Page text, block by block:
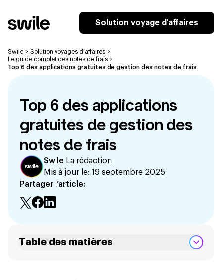
Solution voyage d'affaires
Swile > Solution voyages d'affaires >
Le guide complet des notes de frais >
Top 6 des applications gratuites de gestion des notes de frais
Top 6 des applications
gratuites de gestion des
notes de frais
Swile La rédaction
Mis à jour le: 19 septembre 2025
Partager l’article:
Table des matières